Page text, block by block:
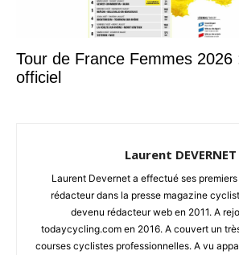
Tour de France Femmes 2026
officiel
Laurent DEVERNET
Laurent Devernet a effectué ses
rédacteur dans la presse magazine
devenu rédacteur web en 2011. A
todaycycling.com en 2016. A couvert un
courses cyclistes professionnelles. A vu